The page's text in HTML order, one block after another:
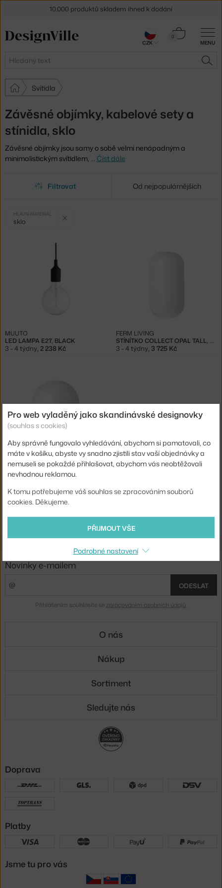
MENU
Hledat
0
Košík
Svítidla
Závěsné objímky, kabelové sety a
stínidla, sklo
Závěsné objímky jsou samy o sobě velmi nenápadným a
minimalistickým svítidlem, … Číst dále
Filtrovat Od nejpopulárnějších
Vybrané
filtry:
HLAVNÍ MATERIÁL
sklo
LED LAMPA E27, BLACK
MUUTO
3 - 4 týdny 2 238 Kč
STÍNÍTKO COLLECT OPAL TALL, WHITE
FERM LIVING
3 - 4 týdny 3 725 Kč
STÍNÍTKO COLLECT OPAL SPHERE, WHITE
FERM LIVING
3 - 4 týdny,3 475 Kč
Ste zo Slovenska? Prejdite naZávesné objímky a tienidlá
Shopping from the EU? Switch to
shades
10.000 produktů skladem ihned k dodání
30 dní na vrácení zbožíCZK
Pro web vyladěný jako skandinávské designovky
(souhlas s cookies)
Aby správně fungovalo vyhledávání, abychom si pamatovali, co
máte v košíku, abyste vy snadno zjistili stav vaší objednávky a
nemuseli se pokaždé přihlašovat, abychom vás neobtěžovali
nevhodnou reklamou.
K tomu potřebujeme váš souhlas se zpracováním souborů
cookies. Děkujeme.
PŘIJMOUT VŠE
Podrobné nastavení
Novinky e-mailem
ODESLAT
Přihlášením souhlasíte se zpracováním osobních údajů
O nás
Nákup
Sortiment
Sledujte nás
Doprava
Platby
Jsme tu pro vás